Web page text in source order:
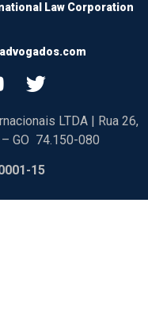
Law Corporation
LTDA | Rua 26,
– GO 74.150-080
15